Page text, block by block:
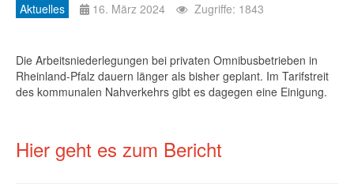
Aktuelles 16. März 2024 Zugriffe: 1843
Die Arbeitsniederlegungen bei privaten Omnibusbetrieben in
Rheinland-Pfalz dauern länger als bisher geplant. Im Tarifstreit
des kommunalen Nahverkehrs gibt es dagegen eine Einigung.
Hier geht es zum Bericht